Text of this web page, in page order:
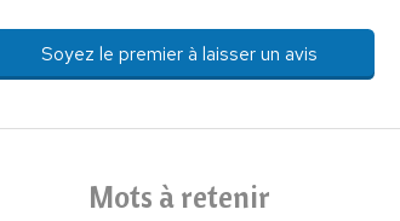
Soyez le premier à laisser un avis
Mots à retenir